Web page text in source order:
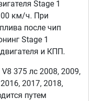
Stage 1
км/ч. При
после чип
Stage 1
и КПП.
375 лс 2008, 2009,
2017, 2018,
путем